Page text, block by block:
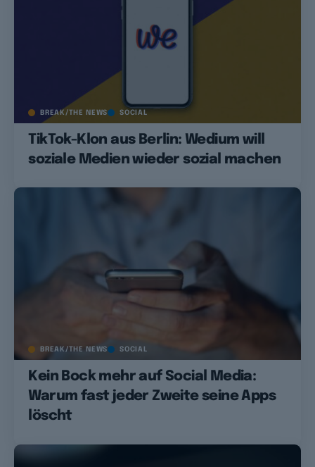
BREAK/THE NEWS SOCIAL
TikTok-Klon aus Berlin: Wedium will
soziale Medien wieder sozial machen
BREAK/THE NEWS SOCIAL
Kein Bock mehr auf Social Media:
Warum fast jeder Zweite seine Apps
löscht